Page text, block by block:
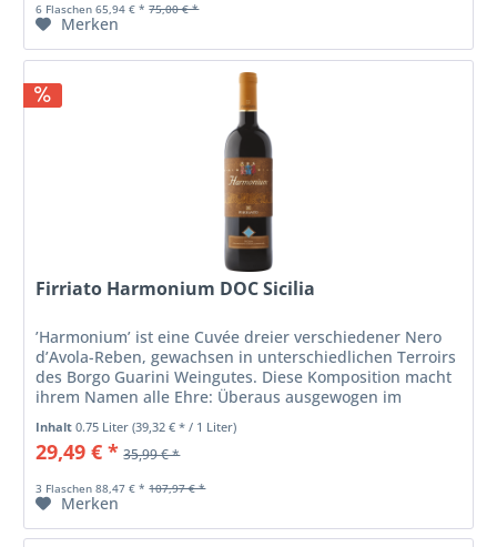
6 Flaschen 65,94 € * 75,00 € *
Merken
Firriato Harmonium DOC Sicilia
’Harmonium’ ist eine Cuvée dreier verschiedener Nero
d’Avola-Reben, gewachsen in unterschiedlichen Terroirs
des Borgo Guarini Weingutes. Diese Komposition macht
ihrem Namen alle Ehre: Überaus ausgewogen im
Inhalt0.75 Liter(39,32 € * / 1 Liter)
29,49 € * 35,99 € *
3 Flaschen 88,47 € * 107,97 € *
Merken